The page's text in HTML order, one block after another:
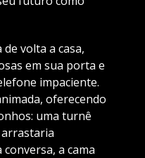
volta a casa,
em sua porta e
impaciente.
oferecendo
uma turnê
a cama